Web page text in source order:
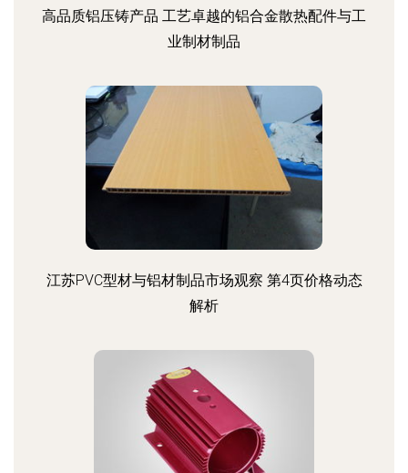
高品质铝压铸产品 工艺卓越的铝合金散热配件与工
业制材制品
江苏PVC型材与铝材制品市场观察 第4页价格动态
解析